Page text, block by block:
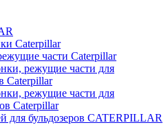
Caterpillar
части Caterpillar
режущие части для
Caterpillar
режущие части для
Caterpillar
для бульдозеров CATERPILLAR